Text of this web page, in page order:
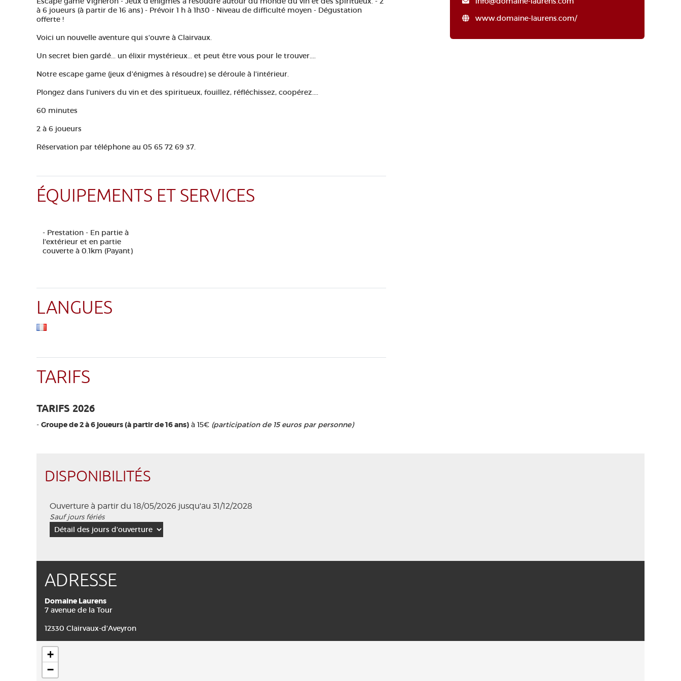
à 6 joueurs (à partir de 16 ans) - Prévoir 1 h à 1h30 - Niveau de difficulté moyen - Dégustation
offerte !
Voici un nouvelle aventure qui s'ouvre à Clairvaux.
Un secret bien gardé... un élixir mystérieux... et peut être vous pour le trouver....
Notre escape game (jeux d'énigmes à résoudre) se déroule à l'intérieur.
Plongez dans l'univers du vin et des spiritueux, fouillez, réfléchissez, coopérez....
60 minutes
2 à 6 joueurs
Réservation par téléphone au 05 65 72 69 37.
ÉQUIPEMENTS ET SERVICES
- Prestation - En partie à
l'extérieur et en partie
couverte à 0.1km (Payant)
LANGUES
TARIFS
TARIFS 2026
- Groupe de 2 à 6 joueurs (à partir de 16 ans) à 15€ (participation de 15 euros par personne)
www.domaine-laurens.com/
DISPONIBILITÉS
Ouverture à partir du 18/05/2026 jusqu'au 31/12/2028
Sauf jours fériés
ADRESSE
Domaine Laurens
7 avenue de la Tour
12330 Clairvaux-d'Aveyron
+
−